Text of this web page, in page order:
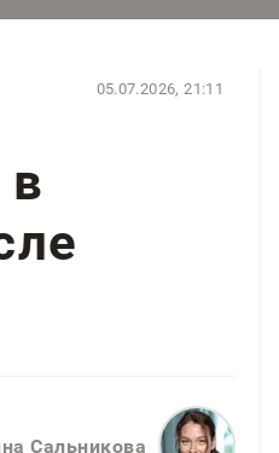
05.07.2026, 21:11
Сальникова